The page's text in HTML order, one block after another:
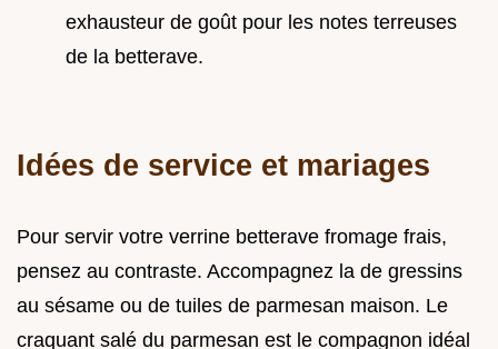
exhausteur de goût pour les notes terreuses
de la betterave.
Idées de service et mariages
Pour servir votre verrine betterave fromage frais,
pensez au contraste. Accompagnez la de gressins
au sésame ou de tuiles de parmesan maison. Le
craquant salé du parmesan est le compagnon idéal